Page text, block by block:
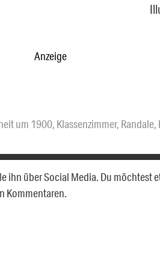
Anzeige
um 1900, Klassenzimmer, Randale,
ihn über Social Media. Du möchtest
Kommentaren.